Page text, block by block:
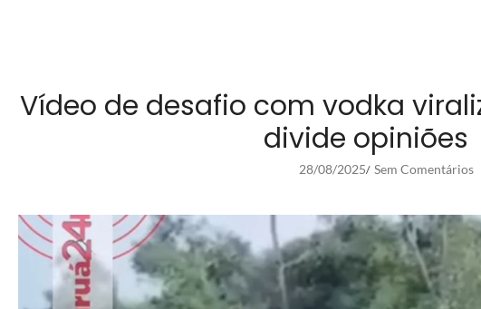
Vídeo de desafio com vodka
divide opiniões
28/08/2025/ Sem Comentários